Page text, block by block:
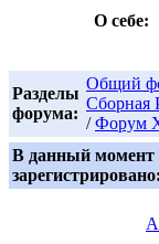
О себе:
Разделы
форума:
Общий
Сборная
/Форум
В данный момент
зарегистрировано: